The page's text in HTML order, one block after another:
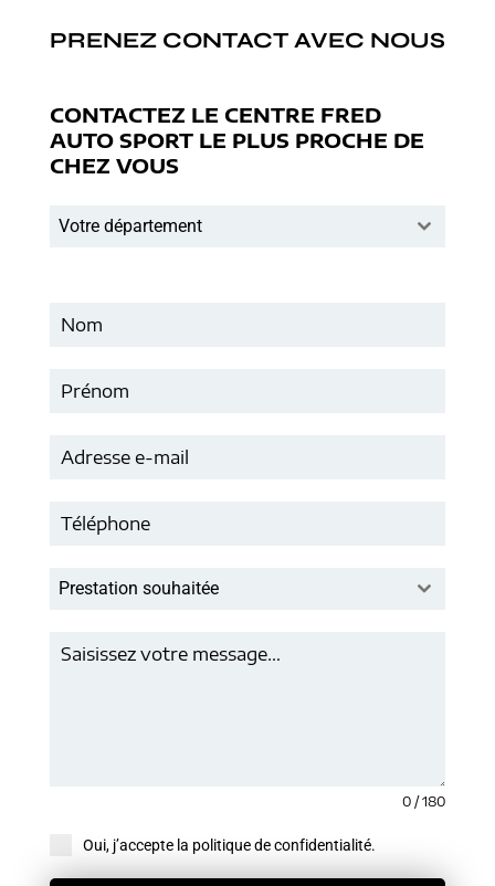
PRENEZ CONTACT AVEC NOUS
CONTACTEZ LE CENTRE FRED
AUTO SPORT LE PLUS PROCHE DE
CHEZ VOUS
Votre département
Prestation souhaitée
0 / 180
Oui, j’accepte la politique de confidentialité.